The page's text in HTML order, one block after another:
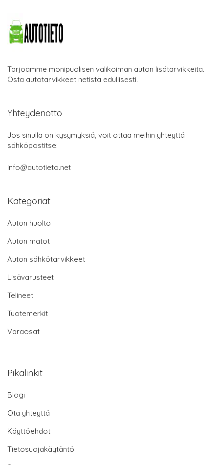
Tarjoamme monipuolisen valikoiman auton lisätarvikkeita.
Osta autotarvikkeet netistä edullisesti.
Yhteydenotto
Jos sinulla on kysymyksiä, voit ottaa meihin yhteyttä
sähköpostitse:
info@autotieto.net
Kategoriat
Auton huolto
Auton matot
Auton sähkötarvikkeet
Lisävarusteet
Telineet
Tuotemerkit
Varaosat
Pikalinkit
Blogi
Ota yhteyttä
Käyttöehdot
Tietosuojakäytäntö